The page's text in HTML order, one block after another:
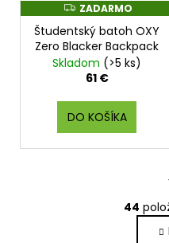
Z
A
D
R
M
ZADARMO
Študentský batoh OXY
Zero Blacker Backpack
Skladom (>5 ks)
61 €
DO KOŠÍKA
44